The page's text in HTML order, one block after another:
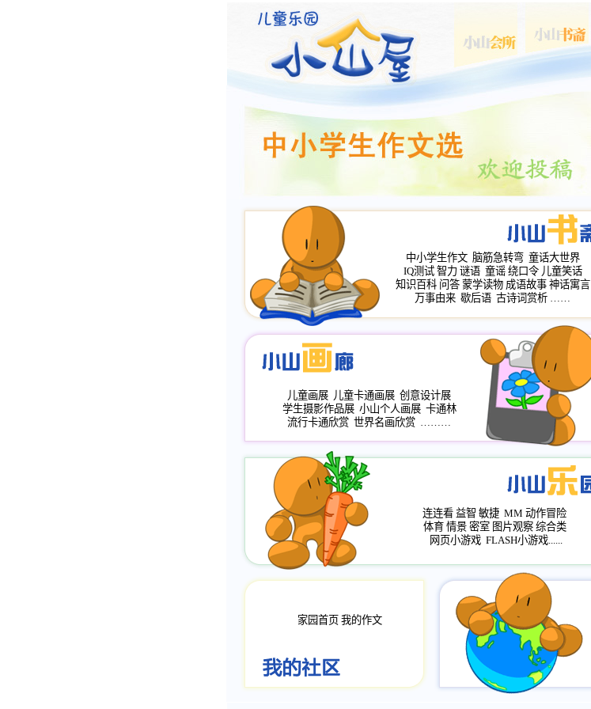
中小学生作文 脑筋急转弯 童话大世界
IQ测试 智力 谜语 童谣 绕口令 儿童笑话
知识百科 问答 蒙学读物 成语故事 神话寓言
万事由来 歇后语 古诗词赏析 ……
儿童画展 儿童卡通画展 创意设计展
学生摄影作品展 小山个人画展 卡通林
流行卡通欣赏 世界名画欣赏 ………
连连看 益智 敏捷 MM 动作冒险
体育 情景 密室 图片观察 综合类
网页小游戏 FLASH小游戏......
家园首页 我的作文